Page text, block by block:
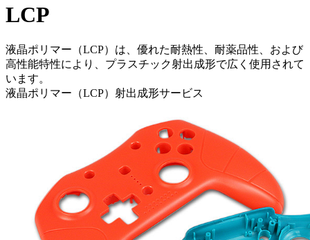
LCP
液晶ポリマー（LCP）は、優れた耐熱性、耐薬品性、および
高性能特性により、プラスチック射出成形で広く使用されて
います。
液晶ポリマー（LCP）射出成形サービス